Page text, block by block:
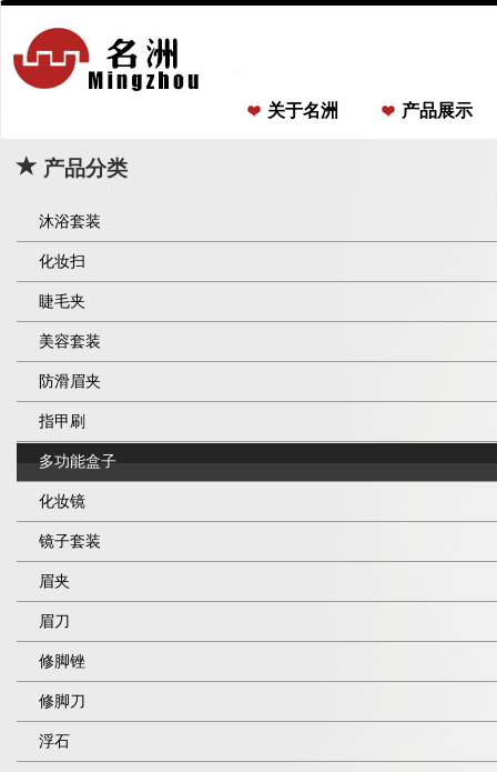
关于名洲 产品展示
产品分类
沐浴套装
化妆扫
睫毛夹
美容套装
防滑眉夹
指甲刷
多功能盒子
化妆镜
镜子套装
眉夹
眉刀
修脚锉
修脚刀
浮石